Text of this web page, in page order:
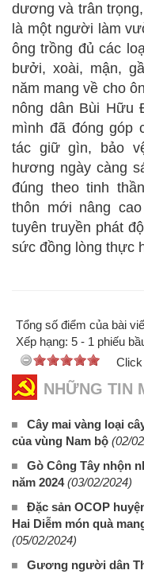
dương và trân
là một người làm
ông trồng đủ các
bưởi, xoài, mận,
năm mang về cho
nông dân Bùi Hữu
mình đã đóng góp
tác giữ gìn, bảo
hương ngày càng
đúng theo tinh
thôn mới nâng
tuyên truyền phát
sức đồng lòng thực
Tổng số điểm của bài
Xếp hạng: 5 - 1 phiếu
Click
NHỮNG TIN
Cây mai vàng loại
của vùng Nam bộ (02/
Gò Công Tây nhộn
năm 2024 (03/02/2024)
Đặc sản OCOP
Hai Diễm món quà
(05/02/2024)
Gương người dân